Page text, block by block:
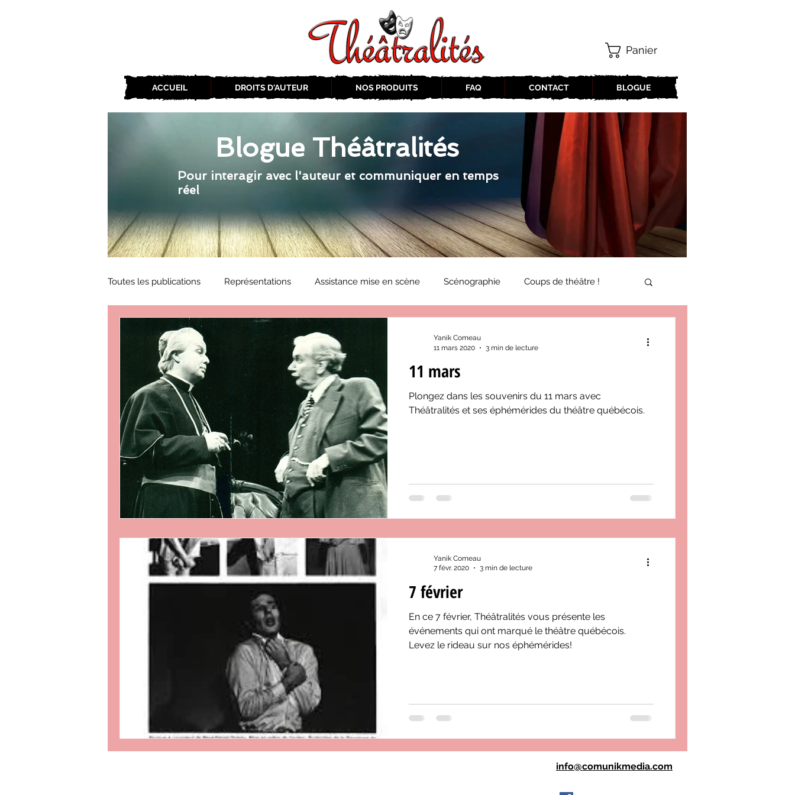
ACCUEIL DROITS D'AUTEUR NOS PRODUITS FAQ CONTACT BLOGUE
Panier
Blogue Théâtralités
Pour interagir avec l'auteur et communiquer en temps
réel
Toutes les publications Représentations Assistance mise en scène Scénographie Coups de théâtre !
Zone Culture ZoneCulture 2019-2020 Éphémérides du théâtre QC
ZoneCulture 2018-2019 ZoneCulture 2020-2021 Journal «BIENVENUE À BORD!»
ZoneCulture 2022-2023 ZoneCulture 2023-2024 ZoneCulture 2024-2025
critique théâtre Rhinocéros ZoneCulture 2026-2027
11 mars
Plongez dans les souvenirs du 11 mars avec
Théâtralités et ses éphémérides du théâtre québécois.
Yanik Comeau
11 mars 2020
3 min de lecture
7 février
En ce 7 février, Théâtralités vous présente les
événements qui ont marqué le théâtre québécois.
Levez le rideau sur nos éphémérides!
Yanik Comeau
7 févr. 2020
3 min de lecture
info@comunikmedia.com